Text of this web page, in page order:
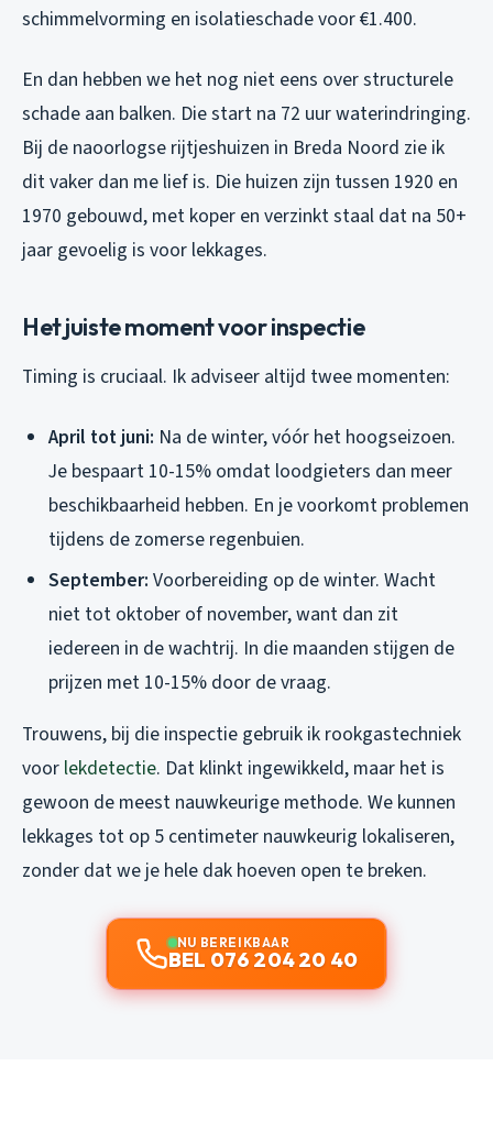
schimmelvorming en isolatieschade voor €1.400.
En dan hebben we het nog niet eens over structurele
schade aan balken. Die start na 72 uur waterindringing.
Bij de naoorlogse rijtjeshuizen in Breda Noord zie ik
dit vaker dan me lief is. Die huizen zijn tussen 1920 en
1970 gebouwd, met koper en verzinkt staal dat na 50+
jaar gevoelig is voor lekkages.
Het juiste moment voor inspectie
Timing is cruciaal. Ik adviseer altijd twee momenten:
April tot juni: Na de winter, vóór het hoogseizoen.
Je bespaart 10-15% omdat loodgieters dan meer
beschikbaarheid hebben. En je voorkomt problemen
tijdens de zomerse regenbuien.
September: Voorbereiding op de winter. Wacht
niet tot oktober of november, want dan zit
iedereen in de wachtrij. In die maanden stijgen de
prijzen met 10-15% door de vraag.
Trouwens, bij die inspectie gebruik ik rookgastechniek
voor lekdetectie. Dat klinkt ingewikkeld, maar het is
gewoon de meest nauwkeurige methode. We kunnen
lekkages tot op 5 centimeter nauwkeurig lokaliseren,
zonder dat we je hele dak hoeven open te breken.
NU BEREIKBAAR
BEL 076 204 20 40